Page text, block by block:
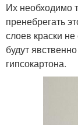
Их необходимо
пренебрегать
слоев краски
будут
гипсокартона.